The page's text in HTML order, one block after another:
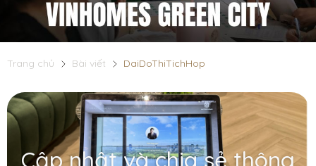
Trang chủ Bài viết DaiDoThiTichHop
Cập nhật và chia sẻ thông